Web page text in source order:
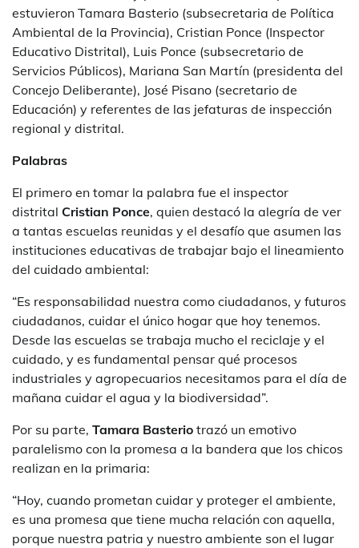
estuvieron Tamara Basterio (subsecretaria de Política
Ambiental de la Provincia), Cristian Ponce (Inspector
Educativo Distrital), Luis Ponce (subsecretario de
Servicios Públicos), Mariana San Martín (presidenta del
Concejo Deliberante), José Pisano (secretario de
Educación) y referentes de las jefaturas de inspección
regional y distrital.
Palabras
El primero en tomar la palabra fue el inspector
distrital Cristian Ponce, quien destacó la alegría de ver
a tantas escuelas reunidas y el desafío que asumen las
instituciones educativas de trabajar bajo el lineamiento
del cuidado ambiental:
“Es responsabilidad nuestra como ciudadanos, y futuros
ciudadanos, cuidar el único hogar que hoy tenemos.
Desde las escuelas se trabaja mucho el reciclaje y el
cuidado, y es fundamental pensar qué procesos
industriales y agropecuarios necesitamos para el día de
mañana cuidar el agua y la biodiversidad”.
Por su parte, Tamara Basterio trazó un emotivo
paralelismo con la promesa a la bandera que los chicos
realizan en la primaria:
“Hoy, cuando prometan cuidar y proteger el ambiente,
es una promesa que tiene mucha relación con aquella,
porque nuestra patria y nuestro ambiente son el lugar